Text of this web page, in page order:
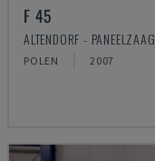
F 45
ALTENDORF - PANEELZAAG
POLEN 2007